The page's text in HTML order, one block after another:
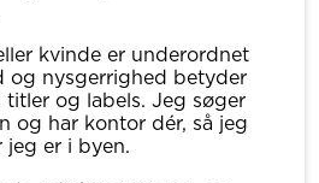
kvinde er underordnet
og nysgerrighed betyder
og labels. Jeg søger
og har kontor dér, så jeg
jeg er i byen.